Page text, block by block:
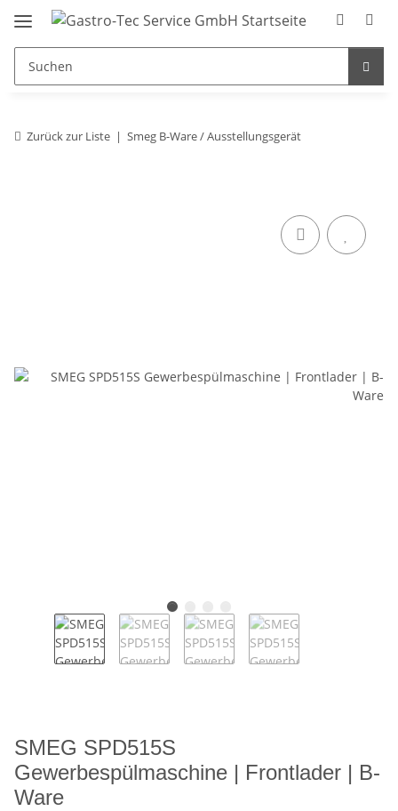
Zurück zur Liste Smeg B-Ware / Ausstellungsgerät
SMEG SPD515S
Gewerbespülmaschine | Frontlader | B-
Ware